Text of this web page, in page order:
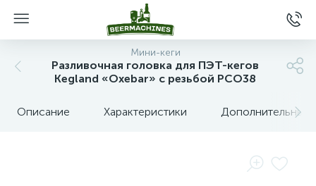
Мини-кеги
Разливочная головка для ПЭТ-кегов
Kegland «Oxebar» с резьбой PCO38
Описание Характеристики Дополнительные